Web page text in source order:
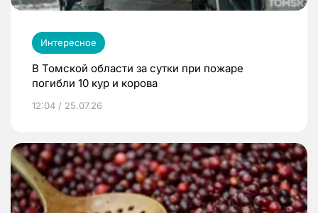
Интересное
В Томской области за сутки при пожаре
погибли 10 кур и корова
12:04 / 25.07.26